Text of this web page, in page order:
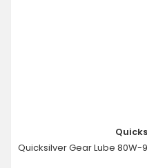
Quicksilver Gear Lube 80W-